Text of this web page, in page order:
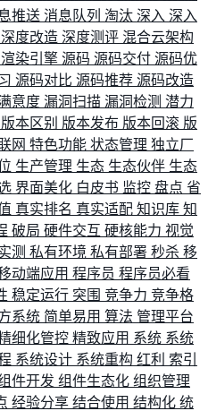
推送 消息队列 淘汰 深入 深入
深度改造 深度测评 混合云架构
渲染引擎 源码 源码交付 源码优
源码对比 源码推荐 源码改造
意度 漏洞扫描 漏洞检测 潜力
版本区别 版本发布 版本回滚 版
网 特色功能 状态管理 独立厂
生产管理 生态 生态伙伴 生态
界面美化 白皮书 监控 盘点 省
真实排名 真实适配 知识库 知
破局 硬件交互 硬核能力 视觉
测 私有环境 私有部署 秒杀 移
动端应用 程序员 程序员必看
稳定运行 突围 竞争力 竞争格
系统 简单易用 算法 管理平台
细化管控 精致应用 系统 系统
系统设计 系统重构 红利 索引
件开发 组件生态化 组织管理
经验分享 结合使用 结构化 统